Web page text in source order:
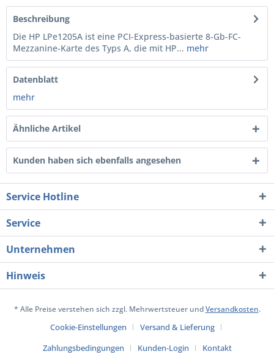
Beschreibung
Die HP LPe1205A ist eine PCI-Express-basierte 8-Gb-FC-
Mezzanine-Karte des Typs A, die mit HP... mehr
Datenblatt
mehr
Ähnliche Artikel
Kunden haben sich ebenfalls angesehen
Service Hotline
Service
Unternehmen
Hinweis
* Alle Preise verstehen sich zzgl. Mehrwertsteuer undVersandkosten.
Cookie-Einstellungen
Versand & Lieferung
Zahlungsbedingungen
Kunden-Login Kontakt